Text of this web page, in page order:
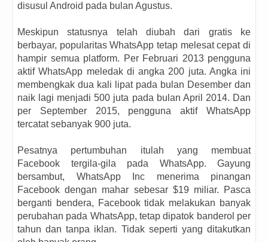
disusul Android pada bulan Agustus.
Meskipun statusnya telah diubah dari gratis ke
berbayar, popularitas WhatsApp tetap melesat cepat di
hampir semua platform. Per Februari 2013 pengguna
aktif WhatsApp meledak di angka 200 juta. Angka ini
membengkak dua kali lipat pada bulan Desember dan
naik lagi menjadi 500 juta pada bulan April 2014. Dan
per September 2015, pengguna aktif WhatsApp
tercatat sebanyak 900 juta.
Pesatnya pertumbuhan itulah yang membuat
Facebook tergila-gila pada WhatsApp. Gayung
bersambut, WhatsApp Inc menerima pinangan
Facebook dengan mahar sebesar $19 miliar. Pasca
berganti bendera, Facebook tidak melakukan banyak
perubahan pada WhatsApp, tetap dipatok banderol per
tahun dan tanpa iklan. Tidak seperti yang ditakutkan